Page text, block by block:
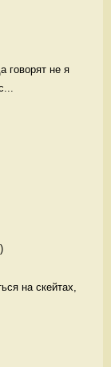
говорят не я
на скейтах,